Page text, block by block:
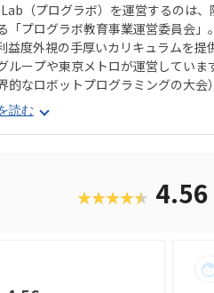
（プログラボ）を運営するのは
「プログラボ教育事業運営委員会
益度外視の手厚いカリキュラムを
ループや東京メトロが運営してい
界的なロボットプログラミングの大
等学校のロボットサイエンス部顧問
るのはもちろん、実力のついてきた
！教室の都合に合わせるのではな
また、プログラボでは、時代に合わ
」など、多彩な学びの機会を
りに惑わされない「本物」の教育が
読む
★★★★★ 4.56